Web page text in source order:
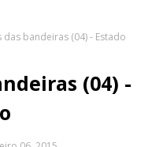
das bandeiras (04) - Estado
(04) -